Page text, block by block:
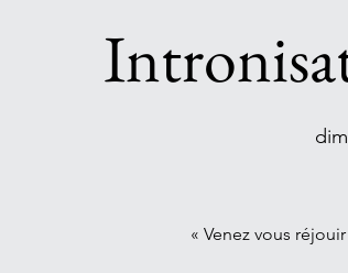
« Venez vous